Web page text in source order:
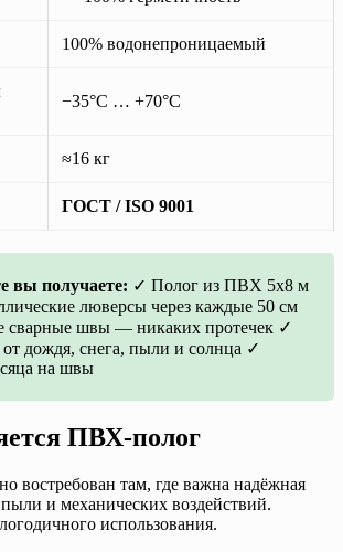
100% водонепроницаемый
−35°C … +70°C
≈16 кг
ГОСТ / ISO 9001
вы получаете: ✓ Полог из ПВХ 5х8 м
люверсы через каждые 50 см
сварные швы — никаких протечек ✓
дождя, снега, пыли и солнца ✓
на швы
ПВХ-полог
востребован там, где важна надёжная
и механических воздействий.
использования.